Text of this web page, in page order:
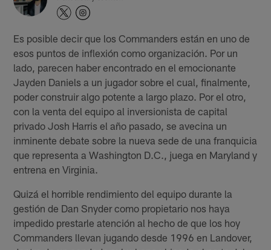
Es posible decir que los Commanders están en uno de
esos puntos de inflexión como organización. Por un
lado, parecen haber encontrado en el emocionante
Jayden Daniels a un jugador sobre el cual, finalmente,
poder construir algo potente a largo plazo. Por el otro,
con la venta del equipo al inversionista de capital
privado Josh Harris el año pasado, se avecina un
inminente debate sobre la nueva sede de una franquicia
que representa a Washington D.C., juega en Maryland y
entrena en Virginia.
Quizá el horrible rendimiento del equipo durante la
gestión de Dan Snyder como propietario nos haya
impedido prestarle atención al hecho de que los hoy
Commanders llevan jugando desde 1996 en Landover,